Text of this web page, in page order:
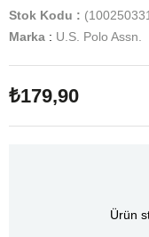
Stok Kodu
Marka : U.S. Polo Assn.
₺179,90
Ürün